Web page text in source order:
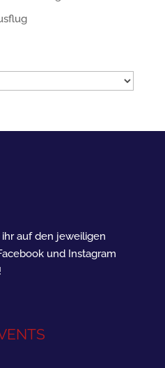
auf den jeweiligen
und Instagram